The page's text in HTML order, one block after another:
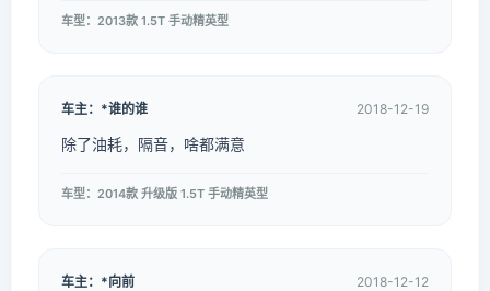
车型：2013款 1.5T 手动精英型
车主：*谁的谁 2018-12-19
除了油耗，隔音，啥都满意
车型：2014款 升级版 1.5T 手动精英型
车主：*向前 2018-12-12